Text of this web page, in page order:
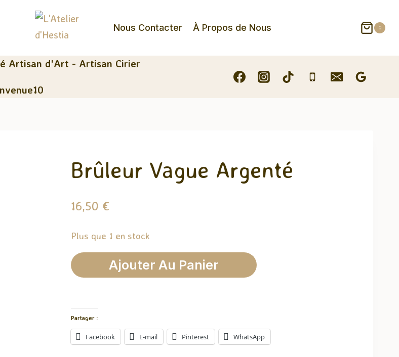
Nous Contacter À Propos de Nous 0
Artisan d'Art - Artisan Cirier
Brûleur Vague Argenté
16,50 €
Plus que 1 en stock
quantité
de
Vague
Argenté
Ajouter Au Panier
Partager :
Facebook E-mail Pinterest WhatsApp